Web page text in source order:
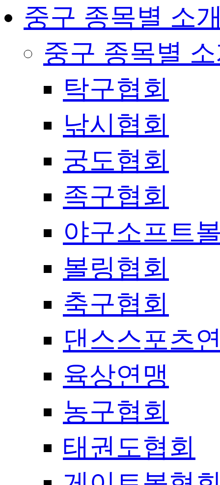
중구 종목별 소
중구 종목별
탁구협회
낚시협회
궁도협회
족구협회
야구소프트
볼링협회
축구협회
댄스스포츠
육상연맹
농구협회
태권도협회